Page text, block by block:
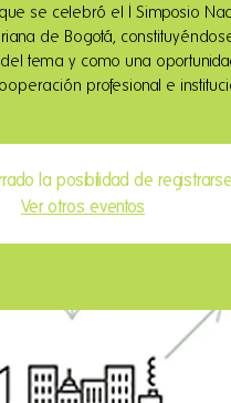
se celebró el I Simposio
de Bogotá,
tema y como una
profesional e
la posibilidad de registrarse
Ver otros eventos